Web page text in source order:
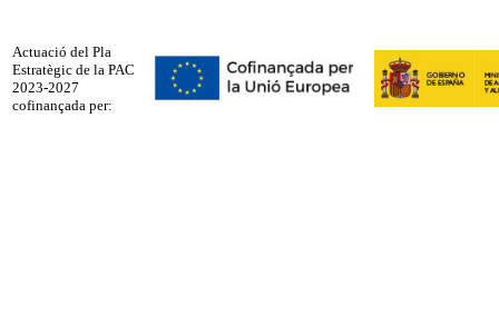
Actuació del Pla
Estratègic de la PAC
2023-2027
cofinançada per: